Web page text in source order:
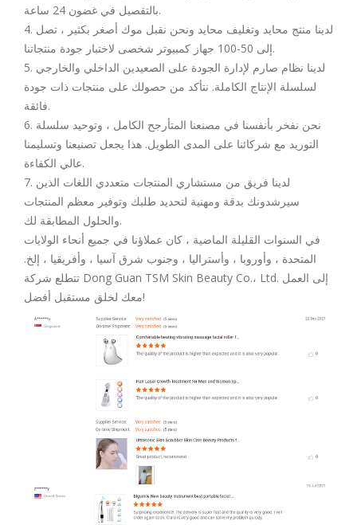
بالتفصيل في غضون 24 ساعة.
4. لدينا منتج محايد وتغليف محايد ونحن نقبل موك أصغر بكثير ، تصل
إلى 50-100 جهاز كمبيوتر شخصى لاختبار جودة منتجاتنا.
5. لدينا نظام صارم لإدارة الجودة على الصعيدين الداخلي والخارجي
لسلسلة الإنتاج الكاملة. نتأكد من حصولك على منتجات ذات جودة
فائقة.
6. نحن نفخر بأنفسنا في مصنعنا المتأرجح الكامل ، وتوحيد سلسلة
التوريد مع شركائنا على المدى الطويل. هذا يجعل تصنيعنا وتسليمنا
عالي الكفاءة.
7. لدينا فريق من مستشاري المنتجات متعددي اللغات الذين
سيرشدونك بدقة ومهنية لتحديد طلبك وتوفير معظم المنتجات
والحلول المطابقة لك.
في السنوات القليلة الماضية ، كان عملاؤنا في جميع أنحاء الولايات
المتحدة ، وأوروبا ، وأستراليا ، وجنوب شرق آسيا ، وأفريقيا ، إلخ.
تتطلع شركة Dong Guan TSM Skin Beauty Co.، Ltd. إلى العمل
معك لخلق مستقبل أفضل!